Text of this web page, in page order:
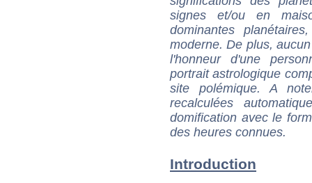
signes et/ou en
dominantes
moderne. De plus,
l'honneur d'une
portrait astrologique
site polémique. A
recalculées
domification avec le
des heures connues.
Introduction